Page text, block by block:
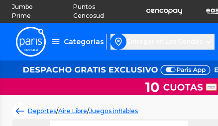
Jumbo
Prime
Puntos
Cencosud
Categorías
Deportes/Aire Libre/Juegos inflables